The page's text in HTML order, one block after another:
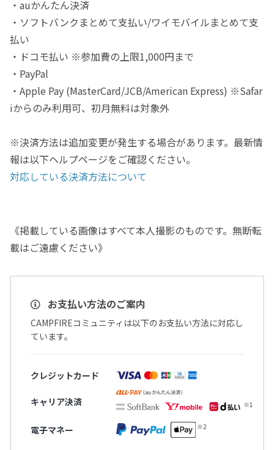
・auかんたん決済
・ソフトバンクまとめて支払い/ワイモバイルまとめて支
払い
・ドコモ払い ※参加費の上限1,000円まで
・PayPal
・Apple Pay (MasterCard/JCB/American Express) ※Safar
iからのみ利用可、初月無料は対象外
※決済方法は追加変更が発生する場合があります。最新情
報は以下ヘルプページをご確認ください。
対応している決済方法について
《掲載している画像はすべて本人撮影のものです。無断転
載はご遠慮ください》
お支払い方法のご案内
CAMPFIREコミュニティは以下のお支払い方法に対応し
ています。
クレジットカード
キャリア決済
電子マネー